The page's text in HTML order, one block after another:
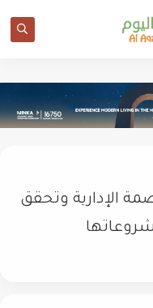
الإدارية وتحقق